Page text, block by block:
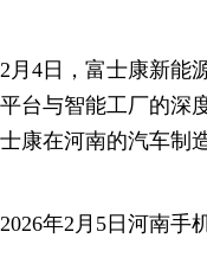
2月4日，富士康新能
平台与智能工厂的深
士康在河南的汽车制
2026年2月5日河南手